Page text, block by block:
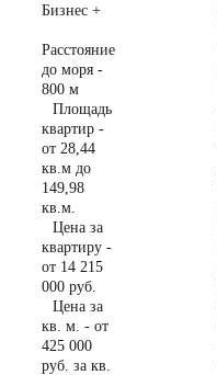
Бизнес +
Расстояние
до моря -
800 м
Площадь
квартир -
от 28,44
кв.м до
149,98
кв.м.
Цена за
квартиру -
от 14 215
000 руб.
Цена за
кв. м. - от
425 000
руб. за кв.